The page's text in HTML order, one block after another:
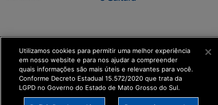
Transformação Digital
get_footer();
Utilizamos cookies para permitir uma melhor experiência
em nosso website e para nos ajudar a compreender
quais informações são mais úteis e relevantes para você.
Conforme Decreto Estadual 15.572/2020 que trata da
LGPD no Governo do Estado de Mato Grosso do Sul.